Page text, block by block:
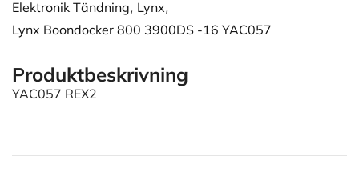
Elektronik Tändning, Lynx,
Lynx Boondocker 800 3900DS -16 YAC057
Produktbeskrivning
YAC057 REX2